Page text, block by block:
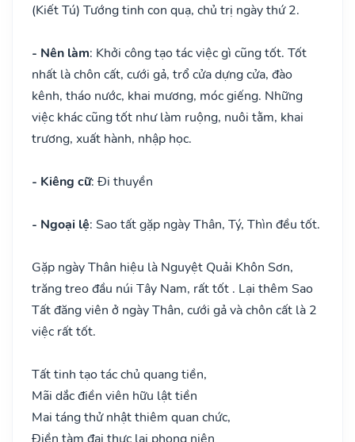
(Kiết Tú) Tướng tinh con quạ, chủ trị ngày thứ 2.
- Nên làm: Khởi công tạo tác việc gì cũng tốt. Tốt
nhất là chôn cất, cưới gả, trổ cửa dựng cửa, đào
kênh, tháo nước, khai mương, móc giếng. Những
việc khác cũng tốt như làm ruộng, nuôi tằm, khai
trương, xuất hành, nhập học.
- Kiêng cữ: Đi thuyền
- Ngoại lệ: Sao tất gặp ngày Thân, Tý, Thìn đều tốt.
Gặp ngày Thân hiệu là Nguyệt Quải Khôn Sơn,
trăng treo đầu núi Tây Nam, rất tốt . Lại thêm Sao
Tất đăng viên ở ngày Thân, cưới gả và chôn cất là 2
việc rất tốt.
Tất tinh tạo tác chủ quang tiền,
Mãi dắc điền viên hữu lật tiền
Mai táng thử nhật thiêm quan chức,